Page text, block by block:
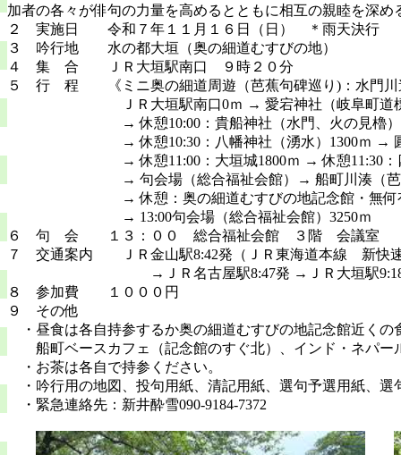
加者の各々が俳句の力量を高めるとともに相互の親睦を深め
２ 実施日 令和７年１１月１６日（日） ＊雨天決行
３ 吟行地 水の都大垣（奥の細道むすびの地）
４ 集 合 ＪＲ大垣駅南口 ９時２０分
５ 行 程 《ミニ奥の細道周遊（芭蕉句碑巡り)：水門川
ＪＲ大垣駅南口0ｍ → 愛宕神社（岐阜町道標）
→ 休憩10:00：貴船神社（水門、火の見櫓）
→ 休憩10:30：八幡神社（湧水）1300ｍ → 圓通
→ 休憩11:00：大垣城1800ｍ → 休憩11:30：四
→ 句会場（総合福祉会館）→ 船町川湊（芭蕉像
→ 休憩：奥の細道むすびの地記念館・無何有荘
→ 13:00句会場（総合福祉会館）3250ｍ
６ 句 会 １３：００ 総合福祉会館 ３階 会議室
７ 交通案内 ＪＲ金山駅8:42発（ＪＲ東海道本線 新快
→ＪＲ名古屋駅8:47発 →ＪＲ大垣駅9:18
８ 参加費 １０００円
９ その他
・昼食は各自持参するか奥の細道むすびの地記念館近くの
船町ベースカフェ（記念館のすぐ北）、インド・ネパー
・お茶は各自で持参ください。
・吟行用の地図、投句用紙、清記用紙、選句予選用紙、選
・緊急連絡先：新井酔雪090-9184-7372